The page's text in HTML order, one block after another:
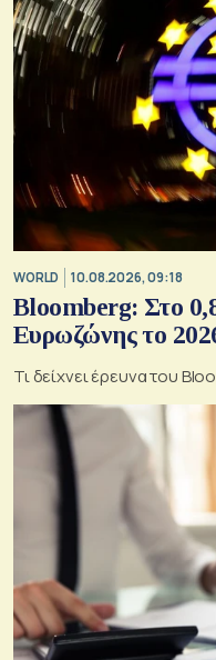
WORLD 10.08.2026, 09:18
Bloomberg: Στο
Ευρωζώνης το
Τι δείχνει έρευνα του